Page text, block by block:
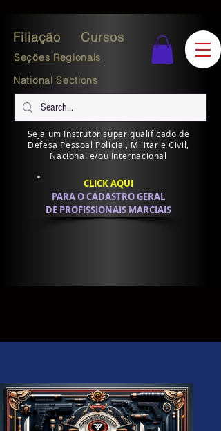
Filiação Cursos
Seções Regionais
National Sections
Seja um Instrutor super qualificado de
Defesa Pessoal Policial, Militar e Civil,
Nacional e/ou Internacional
CLICK AQUI
PARA O CADASTRO GERAL
DE PROFISSIONAIS MARCIAIS